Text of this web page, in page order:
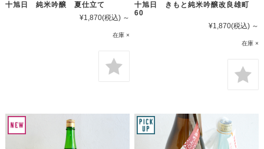
十旭日 純米吟醸 夏仕立て
¥1,870(税込) ～
在庫 ×
十旭日 きもと純米吟醸改良雄町
60
¥1,870(税込) ～
在庫 ×